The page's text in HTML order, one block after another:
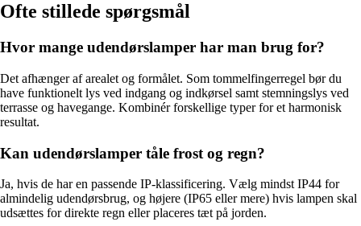
Ofte stillede spørgsmål
Hvor mange udendørslamper har man brug for?
Det afhænger af arealet og formålet. Som tommelfingerregel bør du
have funktionelt lys ved indgang og indkørsel samt stemningslys ved
terrasse og havegange. Kombinér forskellige typer for et harmonisk
resultat.
Kan udendørslamper tåle frost og regn?
Ja, hvis de har en passende IP-klassificering. Vælg mindst IP44 for
almindelig udendørsbrug, og højere (IP65 eller mere) hvis lampen skal
udsættes for direkte regn eller placeres tæt på jorden.